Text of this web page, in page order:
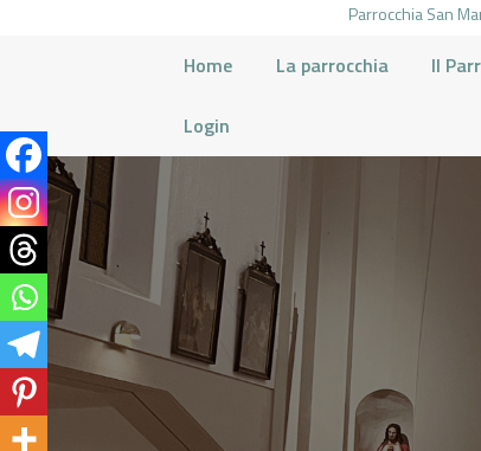
Parrocchia San
Home La parrocchia Il
Login